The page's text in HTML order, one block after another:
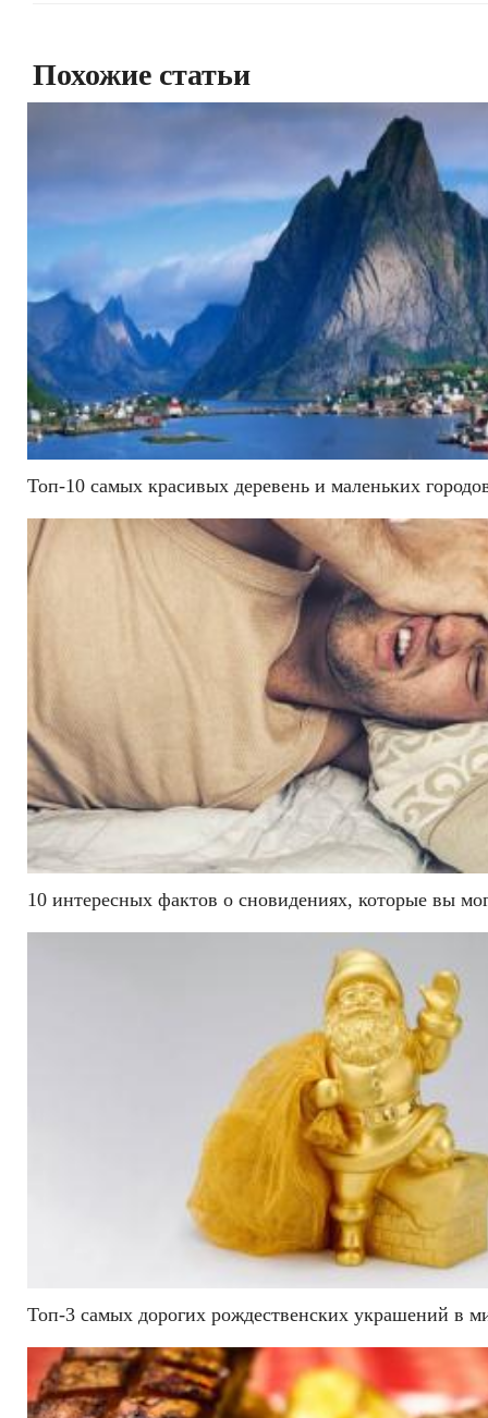
Похожие статьи
Топ-10 самых красивых деревень и маленьких
10 интересных фактов о сновидениях, которые вы
Топ-3 самых дорогих рождественских украшений в